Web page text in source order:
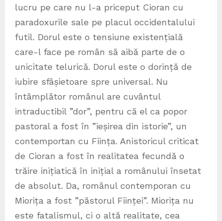
lucru pe care nu l-a priceput Cioran cu
paradoxurile sale pe placul occidentalului
futil. Dorul este o tensiune existențială
care-l face pe român să aibă parte de o
unicitate telurică. Dorul este o dorință de
iubire sfâșietoare spre universal. Nu
întâmplător românul are cuvântul
intraductibil ”dor”, pentru că el ca popor
pastoral a fost în ”ieșirea din istorie”, un
contemportan cu Ființa. Anistoricul criticat
de Cioran a fost în realitatea fecundă o
trăire inițiatică în inițial a românului însetat
de absolut. Da, românul contemporan cu
Miorița a fost ”păstorul Ființei”. Miorița nu
este fatalismul, ci o altă realitate, cea